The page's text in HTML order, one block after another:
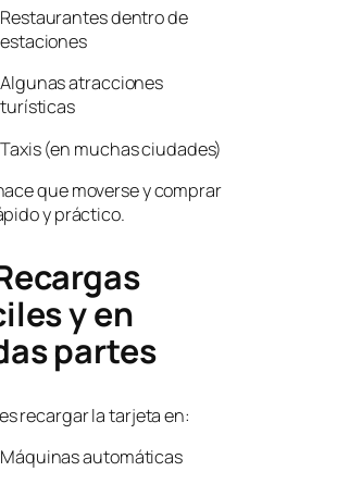
Restaurantes dentro de
estaciones
Algunas atracciones
turísticas
Taxis (en muchas ciudades)
que moverse y comprar
y práctico.
y en
partes
recargar la tarjeta en:
Máquinas automáticas